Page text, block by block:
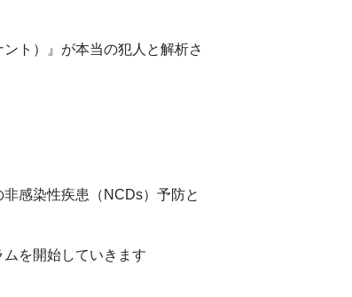
ト）』が本当の犯人と解析さ
感染性疾患（NCDs）予防と
を開始していきます